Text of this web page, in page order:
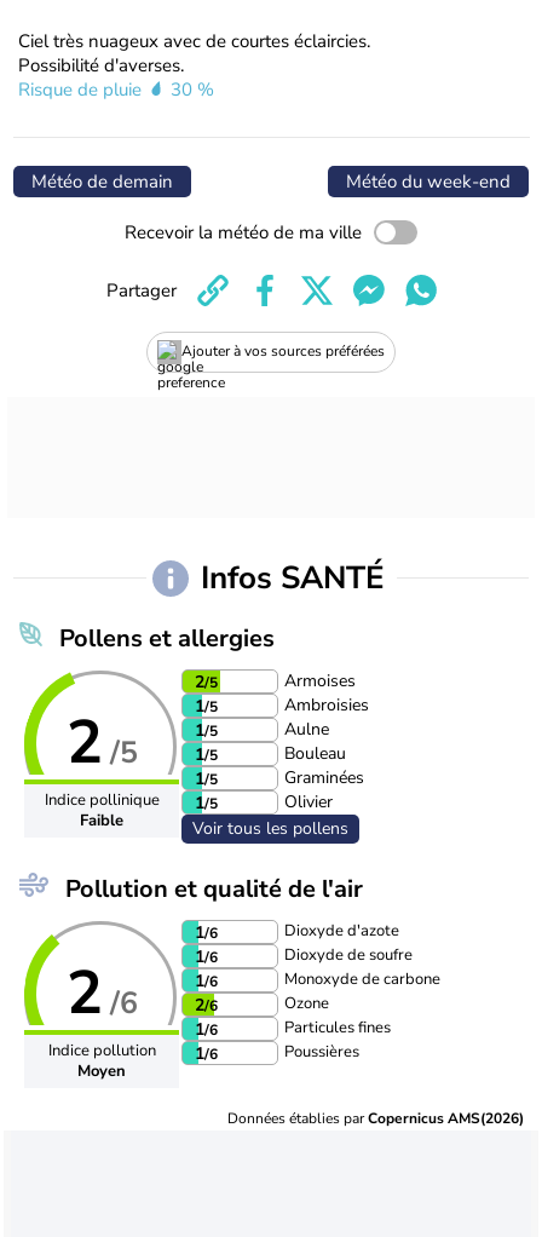
Ciel très nuageux avec de courtes éclaircies.
Possibilité d'averses.
Risque de pluie
30 %
Météo de demain Météo du week-end
Recevoir la météo de ma ville
Ajouter à vos sources préférées
Partager
Infos SANTÉ
Pollens et allergies
2 /5
Indice pollinique
Faible
2/5
Armoises
1/5
Ambroisies
1/5
Aulne
1/5
Bouleau
1/5
Graminées
1/5
Olivier
Voir tous les pollens
Pollution et qualité de l'air
2 /6
Indice pollution
Moyen
1/6 Dioxyde d'azote
1/6 Dioxyde de soufre
1/6 Monoxyde de carbone
2/6 Ozone
1/6 Particules fines
1/6 Poussières
Données établies parCopernicus AMS(2026)